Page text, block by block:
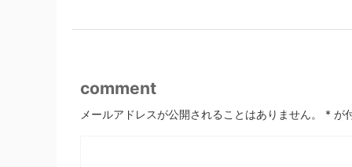
comment
メールアドレスが公開されることはありません。 * が